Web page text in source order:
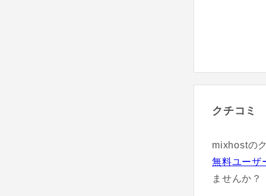
クチコミ
mixhostの
無料ユーザ
ませんか？